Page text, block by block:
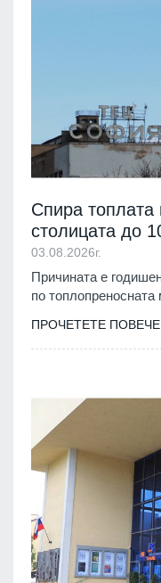
Спира топлата
столицата до
03.08.2026г.
Причината е
по
ПРОЧЕТЕТЕ ПОВЕЧЕ